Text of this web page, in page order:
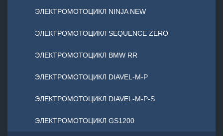
ЭЛЕКТРОМОТОЦИКЛ NINJA NEW
ЭЛЕКТРОМОТОЦИКЛ SEQUENCE ZERO
ЭЛЕКТРОМОТОЦИКЛ BMW RR
ЭЛЕКТРОМОТОЦИКЛ DIAVEL-M-P
ЭЛЕКТРОМОТОЦИКЛ DIAVEL-M-P-S
ЭЛЕКТРОМОТОЦИКЛ GS1200